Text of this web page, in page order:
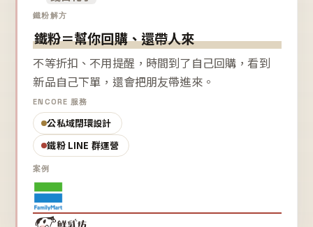
鐵粉解方
鐵粉＝幫你回購、還帶人來
不等折扣、不用提醒，時間到了自己回購，看到
新品自己下單，還會把朋友帶進來。
ENCORE 服務
公私域閉環設計
鐵粉 LINE 群運營
案例